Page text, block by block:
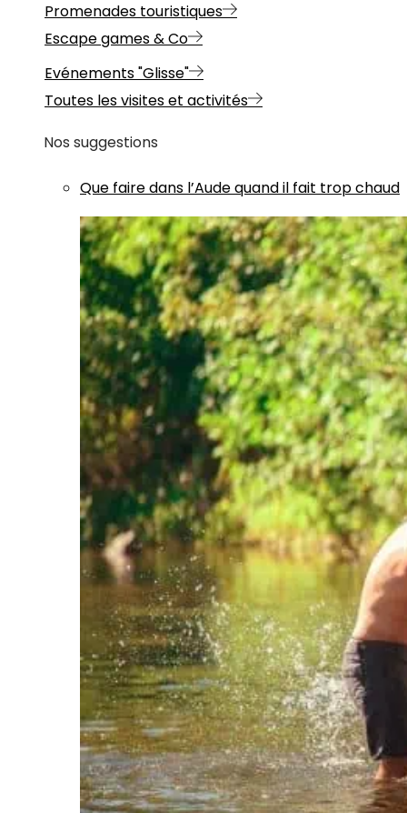
Promenades touristiques
Escape games & Co
Evénements "Glisse"
Toutes les visites et activités
Nos suggestions
Que faire dans l’Aude quand il fait trop chaud